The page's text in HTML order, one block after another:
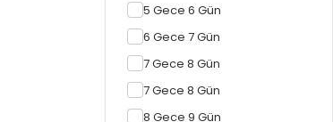
5 Gece 6 Gün
6 Gece 7 Gün
7 Gece 8 Gün
7 Gece 8 Gün
8 Gece 9 Gün